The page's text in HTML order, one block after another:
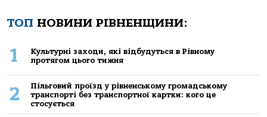
ТОП НОВИНИ РІВНЕНЩИНИ:
1
Культурні заходи, які відбудуться в Рівному
протягом цього тижня
2
Пільговий проїзд у рівненському громадському
транспорті без транспортної картки: кого це
стосується